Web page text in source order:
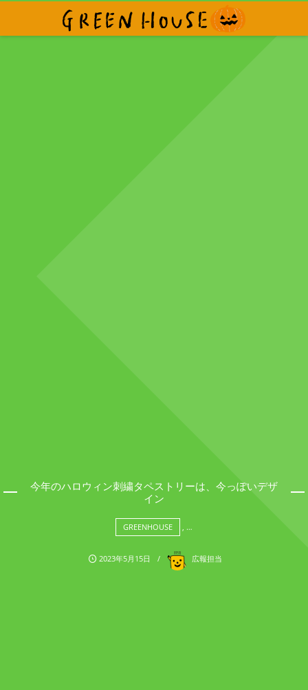
今年のハロウィン刺繍タペストリーは、今っぽいデザ
イン
GREENHOUSE , …
2023年5月15日 広報担当